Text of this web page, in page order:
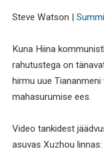
Steve Watson |
Kuna Hiina
rahutustega on
hirmu uue
mahasurumise ees.
Video tankidest
asuvas Xuzhou linnas: